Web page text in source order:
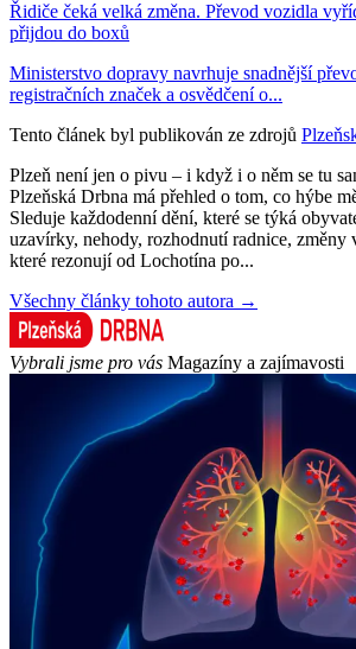
Řidiče čeká velká změna. Převod vozidla
přijdou do boxů
Ministerstvo dopravy navrhuje snadnější
registračních značek a osvědčení o...
Tento článek byl publikován ze zdrojů
Plzeň není jen o pivu – i když i o něm se tu
Plzeňská Drbna má přehled o tom, co hýbe
Sleduje každodenní dění, které se týká
uzavírky, nehody, rozhodnutí radnice, změny
které rezonují od Lochotína po...
Všechny články tohoto autora →
Vybrali jsme pro vás Magazíny a zajímavosti